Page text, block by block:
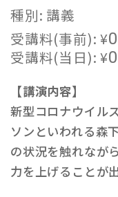
種別: 講義
受講料(事前):¥0
受講料(当日):¥0
【講演内容】
新型コロナウイル
ソンといわれる森
の状況を触れなが
力を上げることが